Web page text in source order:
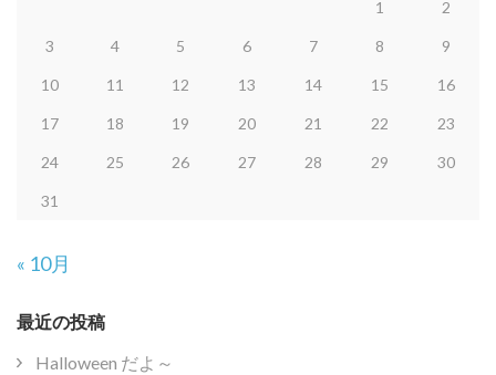
1 2
3 4 5 6 7 8 9
10 11 12 13 14 15 16
17 18 19 20 21 22 23
24 25 26 27 28 29 30
31
« 10月
最近の投稿
Halloween だよ～